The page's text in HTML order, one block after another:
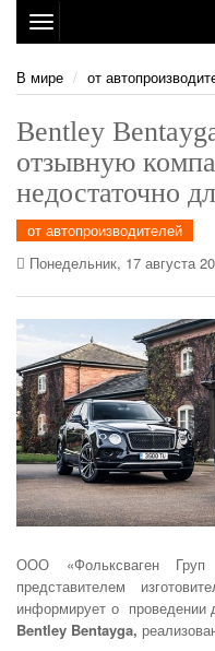
Toggle
navigation
В мире
от
Bentley
отзывную
недостаточно
от автопроизводителей
Понедельник, 17 августа
ООО «Фольксваген
представителем
информирует о проведении
Bentley Bentayga,